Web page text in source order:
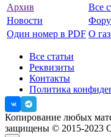
Архив
Все
Новости
Один номер в PDF О
Все статьи
Реквизиты
Контакты
Политика
Копирование любых
защищены © 2015-2023